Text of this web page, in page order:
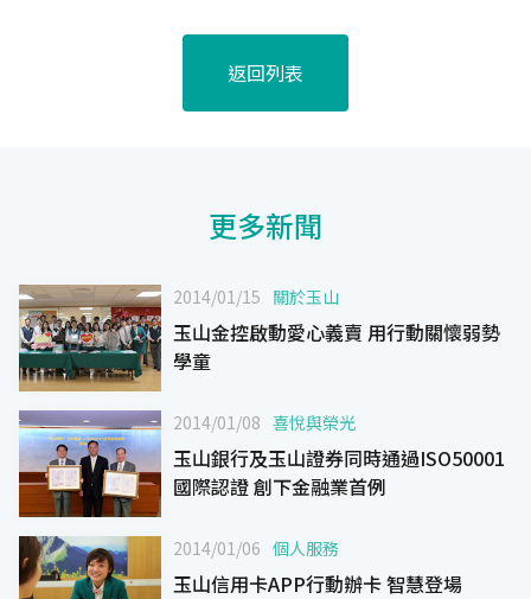
返回列表
更多新聞
2014/01/15 關於玉山
玉山金控啟動愛心義賣 用行動關懷弱勢
學童
2014/01/08 喜悅與榮光
玉山銀行及玉山證券同時通過ISO50001
國際認證 創下金融業首例
2014/01/06 個人服務
玉山信用卡APP行動辦卡 智慧登場